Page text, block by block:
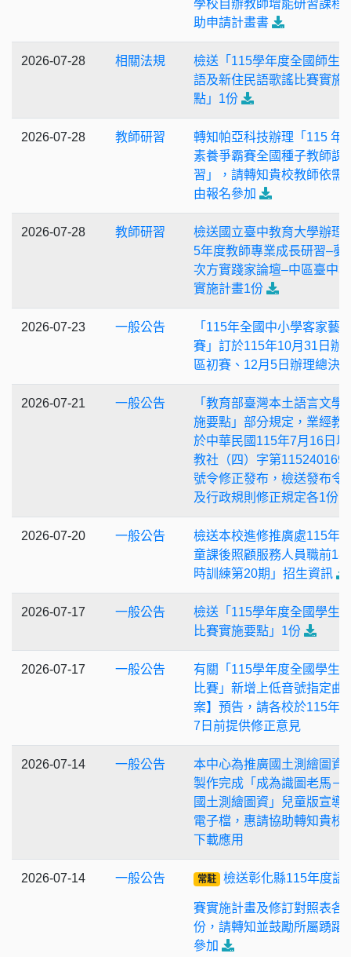
學校自辦教師增能研習課程
助申請計畫書
2026-07-28 相關法規
檢送「115學年度全國師生
語及新住民語歌謠比賽實施
點」1份
2026-07-28 教師研習
轉知帕亞科技辦理「115 年
素養爭霸賽全國種子教師課
習」，請轉知貴校教師依需
由報名參加
2026-07-28 教師研習
檢送國立臺中教育大學辦理
5年度教師專業成長研習–夢
次方實踐家論壇–中區臺中
實施計畫1份
2026-07-23 一般公告
「115年全國中小學客家藝
賽」訂於115年10月31日辦
區初賽、12月5日辦理總決
2026-07-21 一般公告
「教育部臺灣本土語言文學
施要點」部分規定，業經教
於中華民國115年7月16日以
教社（四）字第
號令修正發布，檢送發布令
及行政規則修正規定各1份
2026-07-20 一般公告
檢送本校進修推廣處115年
童課後照顧服務人員職前
時訓練第20期」招生資訊
2026-07-17 一般公告
檢送「115學年度全國學生
比賽實施要點」1份
2026-07-17 一般公告
有關「115學年度全國學生
比賽」新增上低音號指定曲
案】預告，請各校於115年8
7日前提供修正意見
2026-07-14 一般公告
本中心為推廣國土測繪圖資
製作完成「成為識圖老馬－
國土測繪圖資」兒童版宣導
電子檔，惠請協助轉知貴校
下載應用
2026-07-14 一般公告 常駐 檢送彰化縣115年度語
賽實施計畫及修訂對照表各1
份，請轉知並鼓勵所屬踴躍
參加